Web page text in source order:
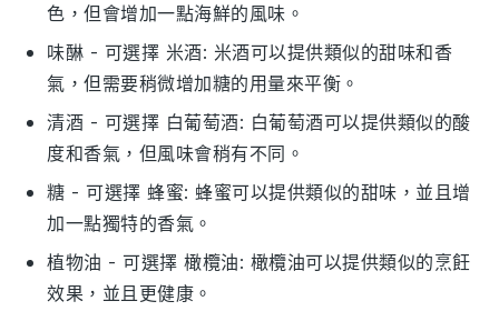
色，但會增加一點海鮮的風味。
味醂 - 可選擇 米酒: 米酒可以提供類似的甜味和香
氣，但需要稍微增加糖的用量來平衡。
清酒 - 可選擇 白葡萄酒: 白葡萄酒可以提供類似的酸
度和香氣，但風味會稍有不同。
糖 - 可選擇 蜂蜜: 蜂蜜可以提供類似的甜味，並且增
加一點獨特的香氣。
植物油 - 可選擇橄欖油: 橄欖油可以提供類似的烹飪
效果，並且更健康。